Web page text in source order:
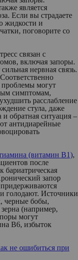
является
Если вы страдаете
жидкости и
поговорите со
связан с
включая запоры.
нервная связь.
проблемы могут
симптомам,
расслабление
стула, даже
обратная ситуация –
антидиарейные
(витамин В1),
после
бариатрическая
запор
голодают. Источники
черные бобы,
(например,
могут
В6, избыток
не ошибиться при